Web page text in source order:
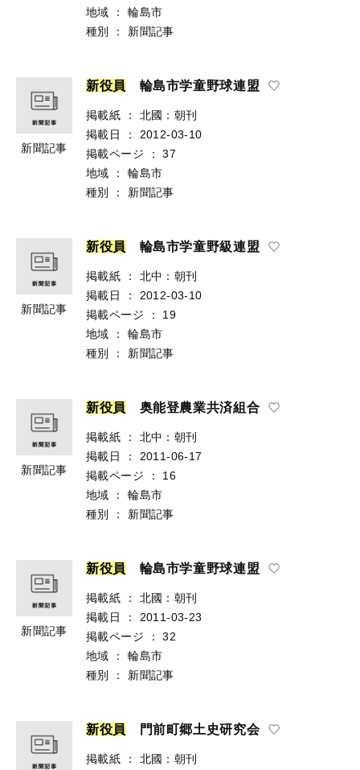
地域
：
輪島市
種別
： 新聞記事
新聞記事
新役員 輪島市学童野球連盟
掲載紙 ：
北國：朝刊
掲載日
：
2012-03-10
掲載ページ
：
37
地域
：
輪島市
種別
： 新聞記事
新聞記事
新役員 輪島市学童野級連盟
掲載紙 ：
北中：朝刊
掲載日
：
2012-03-10
掲載ページ
：
19
地域
：
輪島市
種別
： 新聞記事
新聞記事
新役員 奥能登農業共済組合
掲載紙 ：
北中：朝刊
掲載日
：
2011-06-17
掲載ページ
：
16
地域
：
輪島市
種別
： 新聞記事
新聞記事
新役員 輪島市学童野球連盟
掲載紙 ：
北國：朝刊
掲載日
：
2011-03-23
掲載ページ
：
32
地域
：
輪島市
種別
： 新聞記事
新役員 門前町郷土史研究会
掲載紙 ：
北國：朝刊